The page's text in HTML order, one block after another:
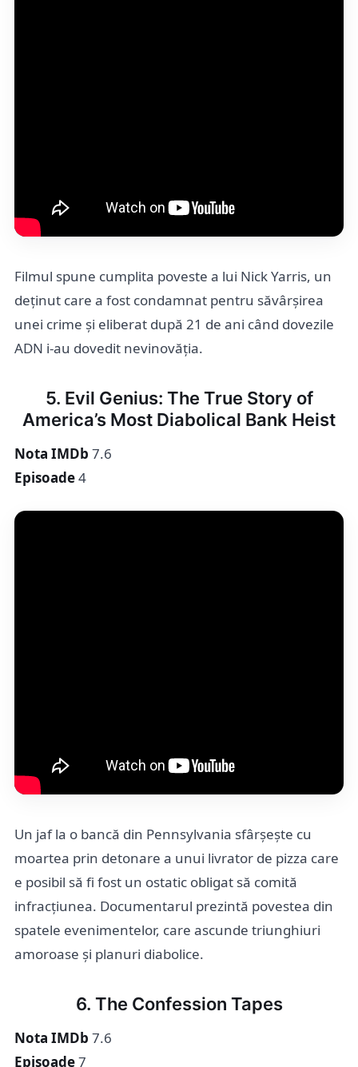
Filmul spune cumplita poveste a lui Nick Yarris, un
deținut care a fost condamnat pentru săvârșirea
unei crime și eliberat după 21 de ani când dovezile
ADN i-au dovedit nevinovăția.
5. Evil Genius: The True Story of
America’s Most Diabolical Bank Heist
Nota IMDb 7.6
Episoade4
Un jaf la o bancă din Pennsylvania sfârșește cu
moartea prin detonare a unui livrator de pizza care
e posibil să fi fost un ostatic obligat să comită
infracțiunea. Documentarul prezintă povestea din
spatele evenimentelor, care ascunde triunghiuri
amoroase și planuri diabolice.
6. The Confession Tapes
Nota IMDb 7.6
Episoade7